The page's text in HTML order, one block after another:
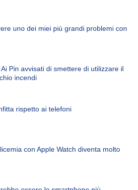
uno dei miei più grandi problemi con
Pin avvisati di smettere di utilizzare il
incendi
rispetto ai telefoni
con Apple Watch diventa molto